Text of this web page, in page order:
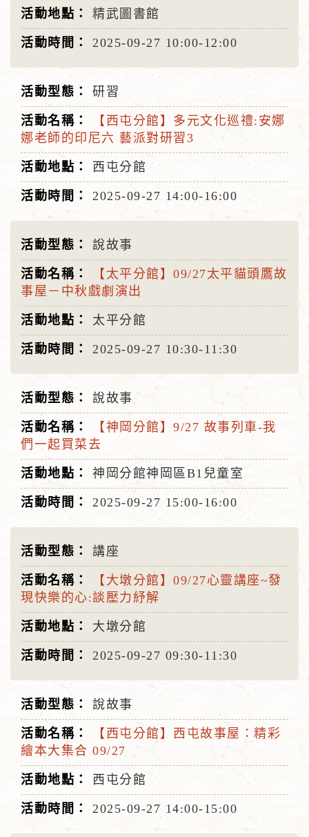
精武圖書館
2025-09-27 10:00-12:00
研習
【西屯分館】多元文化巡禮:安娜
娜老師的印尼六 藝派對研習3
西屯分館
2025-09-27 14:00-16:00
說故事
【太平分館】09/27太平貓頭鷹故
事屋－中秋戲劇演出
太平分館
2025-09-27 10:30-11:30
說故事
【神岡分館】9/27 故事列車-我
們一起買菜去
神岡分館神岡區B1兒童室
2025-09-27 15:00-16:00
講座
【大墩分館】09/27心靈講座~發
現快樂的心:談壓力紓解
大墩分館
2025-09-27 09:30-11:30
說故事
【西屯分館】西屯故事屋：精彩
繪本大集合 09/27
西屯分館
2025-09-27 14:00-15:00